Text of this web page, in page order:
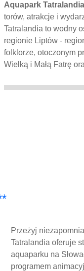
Aquapark Tatralandia
torów, atrakcje i
Tatralandia to wodny
regionie Liptów -
folklorze, otoczonym
Wielką i Małą Fatrę
Przeżyj
Tatralandia oferuje
aquaparku na
programem